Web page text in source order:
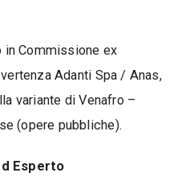
in Commissione ex
Adanti Spa / Anas,
variante di Venafro –
(opere pubbliche).
Esperto